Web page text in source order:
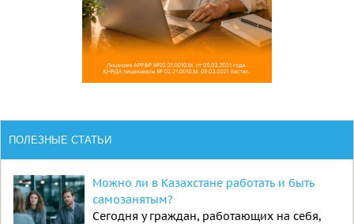
ПОЛЕЗНЫЕ СТАТЬИ
Можно ли в Казахстане работать и быть
самозанятым?
Сегодня у граждан, работающих на себя,